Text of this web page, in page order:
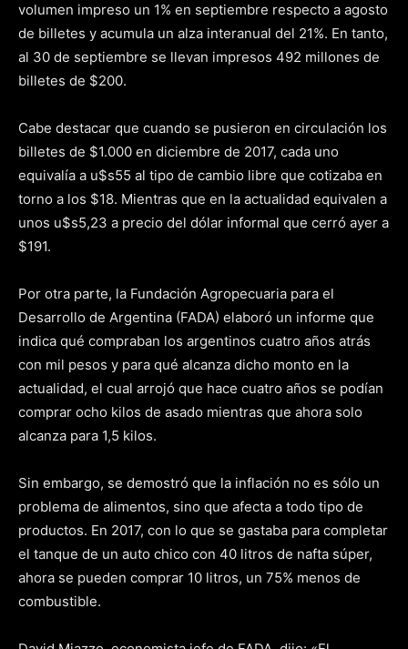
volumen impreso un 1% en septiembre respecto a agosto
de billetes y acumula un alza interanual del 21%. En tanto,
al 30 de septiembre se llevan impresos 492 millones de
billetes de $200.
Cabe destacar que cuando se pusieron en circulación los
billetes de $1.000 en diciembre de 2017, cada uno
equivalía a u$s55 al tipo de cambio libre que cotizaba en
torno a los $18. Mientras que en la actualidad equivalen a
unos u$s5,23 a precio del dólar informal que cerró ayer a
$191.
Por otra parte, la Fundación Agropecuaria para el
Desarrollo de Argentina (FADA) elaboró un informe que
indica qué compraban los argentinos cuatro años atrás
con mil pesos y para qué alcanza dicho monto en la
actualidad, el cual arrojó que hace cuatro años se podían
comprar ocho kilos de asado mientras que ahora solo
alcanza para 1,5 kilos.
Sin embargo, se demostró que la inflación no es sólo un
problema de alimentos, sino que afecta a todo tipo de
productos. En 2017, con lo que se gastaba para completar
el tanque de un auto chico con 40 litros de nafta súper,
ahora se pueden comprar 10 litros, un 75% menos de
combustible.